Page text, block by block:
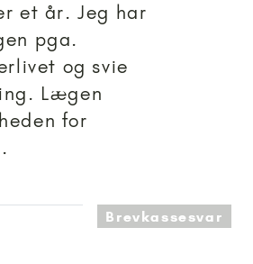
et år. Jeg har
pga.
og svie
Lægen
for
til 11+
Brevkassesvar